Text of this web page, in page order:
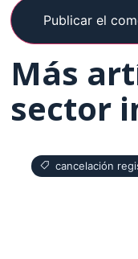
Más
sector
cancelación